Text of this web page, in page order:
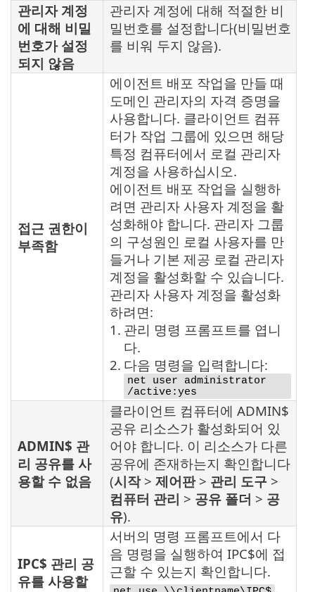
관리자 계정
에 대해 비밀
번호가 설정
되지 않음
관리자 계정에 대해 적절한 비
밀번호를 설정합니다(비밀번호
를 비워 두지 않음).
접근 권한이
부족함
에이전트 배포 작업을 만들 때
도메인 관리자의 자격 증명을
사용합니다. 클라이언트 컴퓨
터가 작업 그룹에 있으면 해당
특정 컴퓨터에서 로컬 관리자
계정을 사용하십시오.
에이전트 배포 작업을 실행하
려면 관리자 사용자 계정을 활
성화해야 합니다. 관리자 그룹
의 구성원인 로컬 사용자를 만
들거나 기본 제공 로컬 관리자
계정을 활성화할 수 있습니다.
관리자 사용자 계정을 활성화
하려면:
1. 관리 명령 프롬프트를 엽니
다.
2. 다음 명령을 입력합니다:
net user administrator
/active:yes
ADMIN$ 관
리 공유를 사
용할 수 없음
클라이언트 컴퓨터에 ADMIN$
공유 리소스가 활성화되어 있
어야 합니다. 이 리소스가 다른
공유에 존재하는지 확인합니다
(시작> 제어판> 관리 도구 >
컴퓨터 관리 > 공유 폴더 > 공
유).
IPC$ 관리 공
유를 사용할
서버의 명령 프롬프트에서 다
음 명령을 실행하여 IPC$에 접
근할 수 있는지 확인합니다.